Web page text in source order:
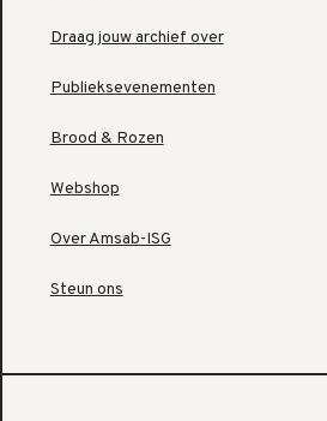
Draag jouw archief over
Publieksevenementen
Brood & Rozen
Webshop
Over Amsab-ISG
Steun ons